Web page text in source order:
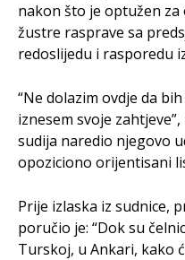
nakon što je optužen
žustre rasprave sa
redoslijedu i rasporedu
“Ne dolazim ovdje da
iznesem svoje
sudija naredio njegovo
opoziciono orijentisani
Prije izlaska iz sudnice,
poručio je: “Dok su
Turskoj, u Ankari, kako